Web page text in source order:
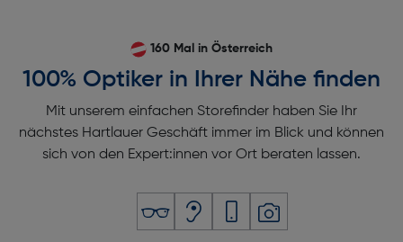
160 Mal in Österreich
100% Optiker in Ihrer Nähe finden
Mit unserem einfachen Storefinder haben Sie Ihr
nächstes Hartlauer Geschäft immer im Blick und können
sich von den Expert:innen vor Ort beraten lassen.